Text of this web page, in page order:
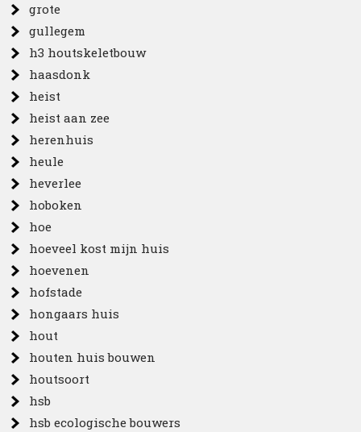
grote
gullegem
h3 houtskeletbouw
haasdonk
heist
heist aan zee
herenhuis
heule
heverlee
hoboken
hoe
hoeveel kost mijn huis
hoevenen
hofstade
hongaars huis
hout
houten huis bouwen
houtsoort
hsb
hsb ecologische bouwers